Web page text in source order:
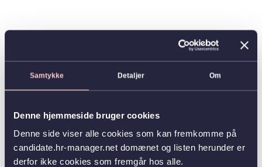
Samtykke Detaljer Om
Denne hjemmeside bruger cookies
Denne side viser alle cookies som kan fremkomme på
candidate.hr-manager.net domænet og listen herunder er
derfor ikke cookies som fremgår hos alle.